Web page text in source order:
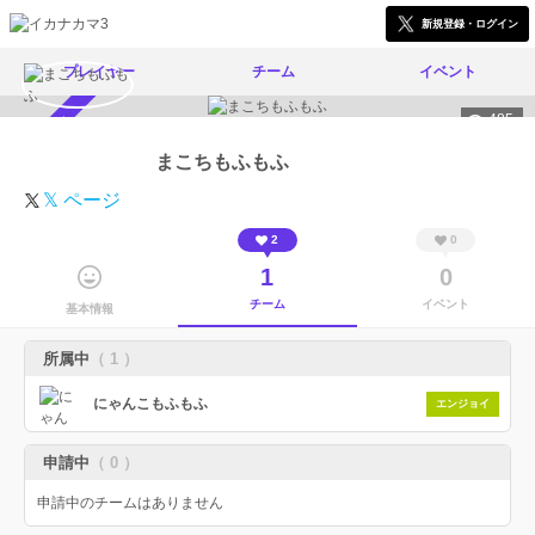
新規登録・ログイン
プレイヤー チーム イベント
485
まこちもふもふ
𝕏 ページ
基本情報
2
1
チーム
0
0
イベント
所属中 （ 1 ）
にゃんこもふもふ エンジョイ
申請中 （ 0 ）
申請中のチームはありません